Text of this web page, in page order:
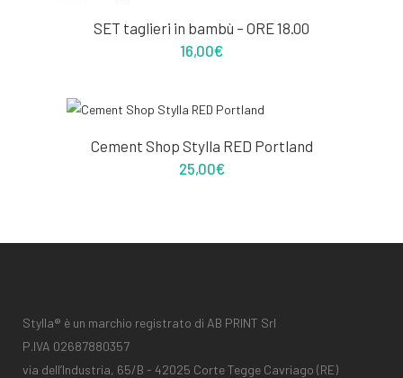
26,00€.15,00€.
SET taglieri in bambù – ORE 18.00
16,00€
Cement Shop Stylla RED Portland
25,00€
Stylla® è un marchio registrato di AB PRINT Srl
P.IVA 02687880357
via dell’Industria, 65/B - 42025 Corte Tegge Cavriago (RE)